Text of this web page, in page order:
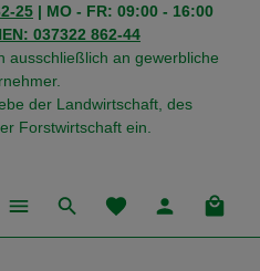
25 | MO - FR: 09:00 - 16:00
037322 862-44
ausschließlich an gewerbliche
der Landwirtschaft, des
Forstwirtschaft ein.
Du hast 0